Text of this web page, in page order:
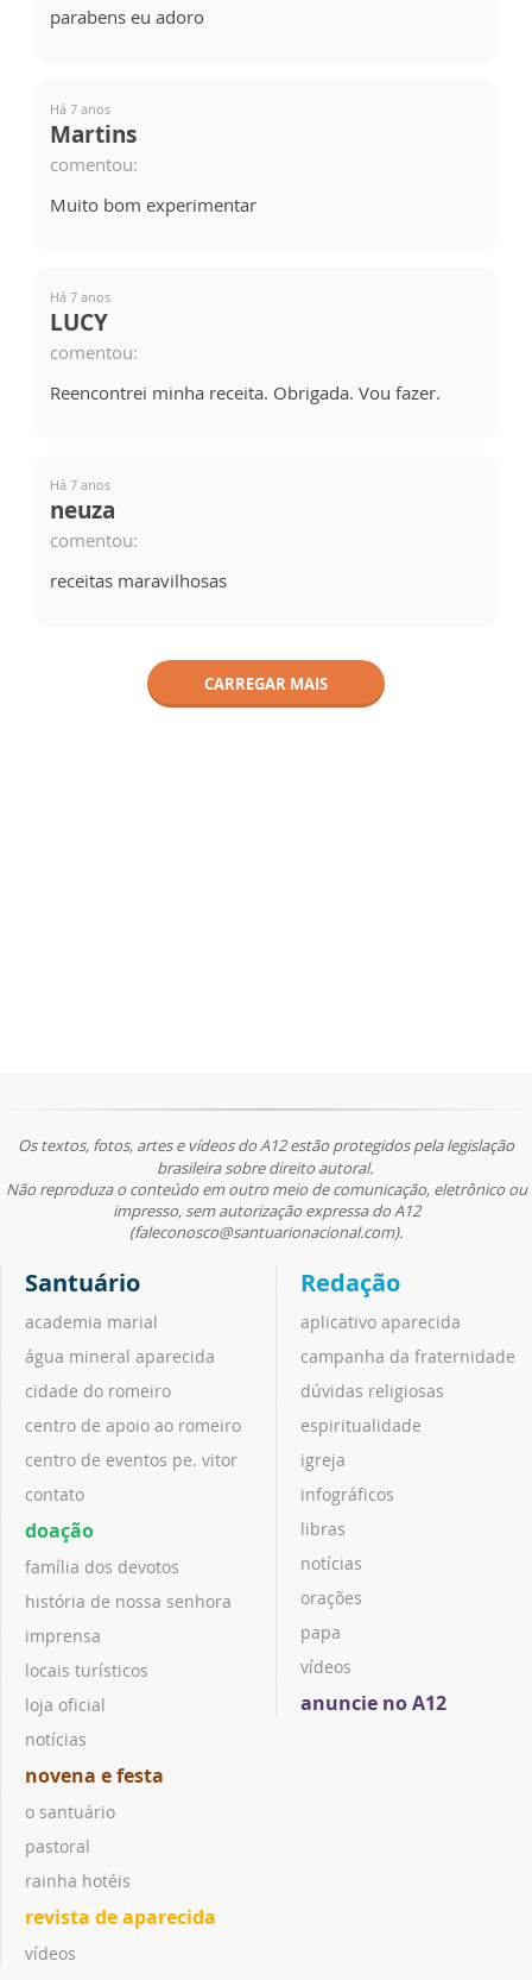
parabens eu adoro
Há 7 anos
Martins
comentou:
Muito bom experimentar
Há 7 anos
LUCY
comentou:
Reencontrei minha receita. Obrigada. Vou fazer.
Há 7 anos
neuza
comentou:
receitas maravilhosas
CARREGAR MAIS
Os textos, fotos, artes e vídeos do A12 estão protegidos pela legislação
brasileira sobre direito autoral.
Não reproduza o conteúdo em outro meio de comunicação, eletrônico ou
impresso, sem autorização expressa do A12
(faleconosco@santuarionacional.com).
Santuário
academia marial
água mineral aparecida
cidade do romeiro
centro de apoio ao romeiro
centro de eventos pe. vitor
contato
doação
família dos devotos
história de nossa senhora
imprensa
locais turísticos
loja oficial
notícias
novena e festa
o santuário
pastoral
rainha hotéis
revista de aparecida
vídeos
Redação
aplicativo aparecida
campanha da fraternidade
dúvidas religiosas
espiritualidade
igreja
infográficos
libras
notícias
orações
papa
vídeos
anuncie no A12